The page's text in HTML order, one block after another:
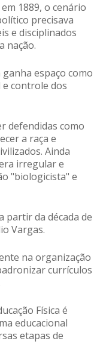
1889, o cenário
precisava
e disciplinados
nação.
ganha espaço como
controle dos
defendidas como
a raça e
Ainda
irregular e
"biologicista" e
partir da década de
Vargas.
na organização
currículos
Física é
educacional
etapas de